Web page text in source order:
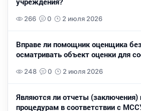
266 0 2 июля 2026
Вправе ли помощник оценщика
осматривать объект оценки для
248 0 2 июля 2026
Являются ли отчеты (заключения)
процедурам в соответствии с